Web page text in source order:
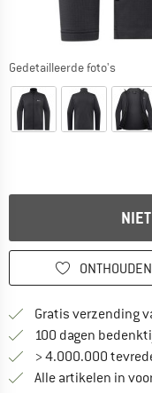
Gedetailleerde foto's
ONTHOUDEN
Gratis verzending
100 dagen
> 4.000.000
Alle artikelen in